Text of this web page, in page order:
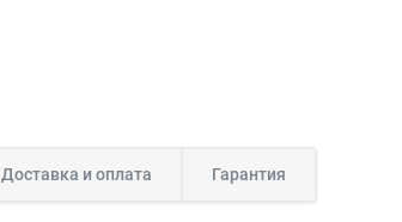
Доставка и оплата Гарантия